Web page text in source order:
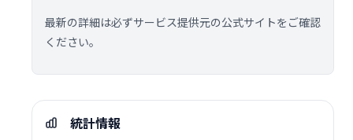
最新の詳細は必ずサービス提供元の公式サイトをご確認
ください。
統計情報